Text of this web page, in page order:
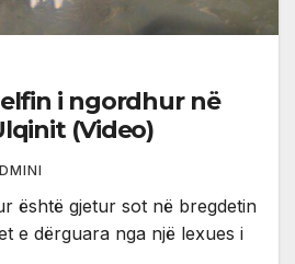
i ngordhur në
(Video)
është gjetur sot në bregdetin
e dërguara nga një lexues i